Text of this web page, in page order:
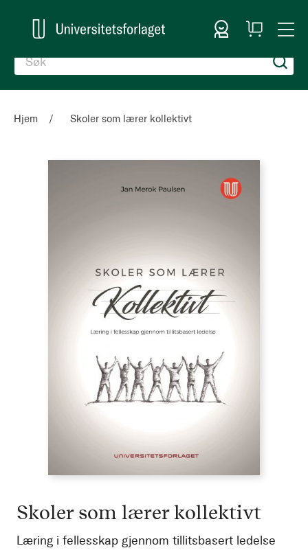
Logg inn
Handlekurv
Hjem Skoler som lærer kollektivt
Skoler som lærer kollektivt
Læring i fellesskap gjennom tillitsbasert ledelse